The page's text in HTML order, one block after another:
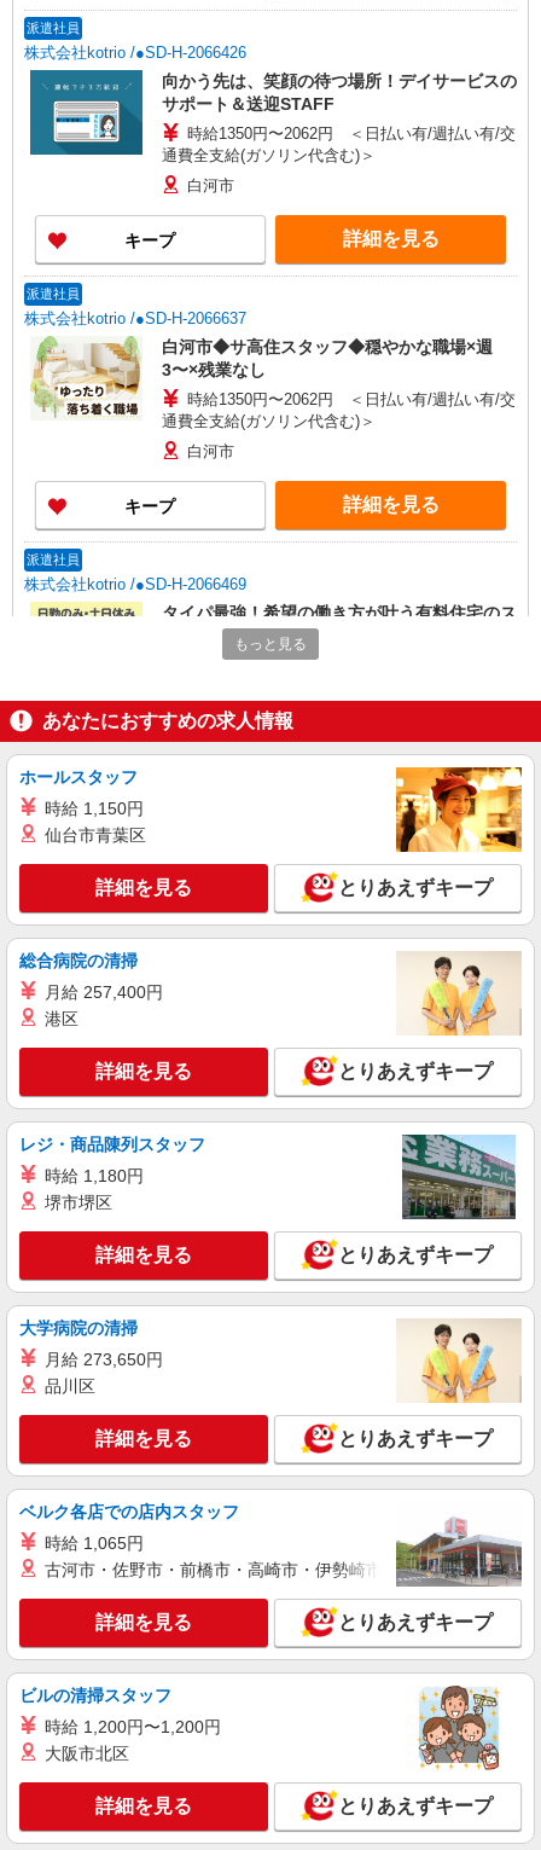
派遣社員
株式会社kotrio /●SD-H-2066426
向かう先は、笑顔の待つ場所！デイサービスの
サポート＆送迎STAFF
時給1350円〜2062円 ＜日払い有/週払い有/交
通費全支給(ガソリン代含む)＞
白河市
キープ 詳細を見る
派遣社員
株式会社kotrio /●SD-H-2066637
白河市◆サ高住スタッフ◆穏やかな職場×週
3〜×残業なし
時給1350円〜2062円 ＜日払い有/週払い有/交
通費全支給(ガソリン代含む)＞
白河市
キープ 詳細を見る
派遣社員
株式会社kotrio /●SD-H-2066469
タイパ最強！希望の働き方が叶う有料住宅のス
タッフ★＠白河市
時給1350円〜2062円 ＜日払い有/週払い有/交
白河市
キープ 詳細を見る
派遣社員
毎日通うのが楽しみになる＊ホテルのような美
しいサ高住のSTAFF
時給1350円〜2062円 ＜日払い有/週払い有/交
詳細を見る
白河市｜未経験でも大丈夫◎研修が手厚い有料
時給1350円〜2062円 ＜日払い有/週払い有/交
白河市
キープ 詳細を見る
アルバイト パート 派遣社員
日研トータルソーシング株式会社 メディカルケア事業部/郡山オフィ
看護助手（ナースエイド）
時給1,150円 ★週払いOK（規定あり） ※給与
福島県白河市 【最寄駅】JR東北本線「白河」
詳細を見る
株式会社kotrio /●SD-H-2066221
≪白河市≫夜勤なし！未経験・ブランクOKの
デイスタッフ
時給1350円〜2062円 ＜日払い有/週払い有/交
白河市
もっと見る
あなたにおすすめの求人情報
ホールスタッフ
時給 1,150円
仙台市青葉区
詳細を見る とりあえずキープ
総合病院の清掃
月給 257,400円
港区
詳細を見る とりあえずキープ
レジ・商品陳列スタッフ
時給 1,180円
堺市堺区
詳細を見る とりあえずキープ
大学病院の清掃
月給 273,650円
品川区
詳細を見る とりあえずキープ
ベルク各店での店内スタッフ
時給 1,065円
古河市・佐野市・前橋市・高崎市・伊勢崎市・太田市・館林市
詳細を見る とりあえずキープ
ビルの清掃スタッフ
時給 1,200円〜1,200円
大阪市北区
詳細を見る とりあえずキープ